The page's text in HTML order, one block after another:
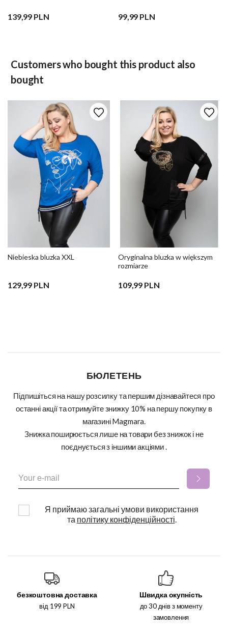
139,99 PLN 99,99 PLN
Customers who bought this product also
bought
Niebieska bluzka XXL
129,99 PLN
Oryginalna bluzka w większym
rozmiarze
109,99 PLN
БЮЛЕТЕНЬ
Підпишіться на нашу розсилку та першим дізнавайтеся про
останні акції та отримуйте знижку 10% на першу покупку в
магазині Magmara.
Знижка поширюється лише на товари без знижок і не
поєднується з іншими акціями .
Я приймаю загальні умови використання
та політику конфіденційності.
безкоштовна доставка
від 199 PLN
Швидка окупність
до 30 днів з моменту
замовлення